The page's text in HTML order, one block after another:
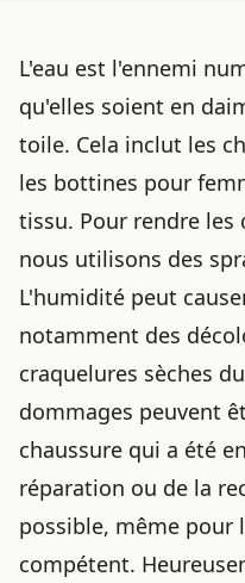
L'eau est l'ennemi
qu'elles soient en
toile. Cela inclut les
les bottines pour
tissu. Pour rendre les
nous utilisons des
L'humidité peut
notamment des
craquelures sèches
dommages peuvent
chaussure qui a été
réparation ou de la
possible, même pour
compétent.